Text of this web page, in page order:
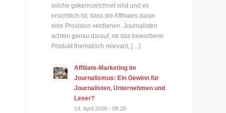
solche gekennzeichnet sind und es
ersichtlich ist, dass die Affiliates daran
eine Provision verdienen. Journalisten
achten genau darauf, ob das beworbene
Produkt thematisch relevant, […]
Affiliate-Marketing im
Journalismus: Ein Gewinn für
Journalisten, Unternehmen und
Leser?
14. April 2026 - 08:29